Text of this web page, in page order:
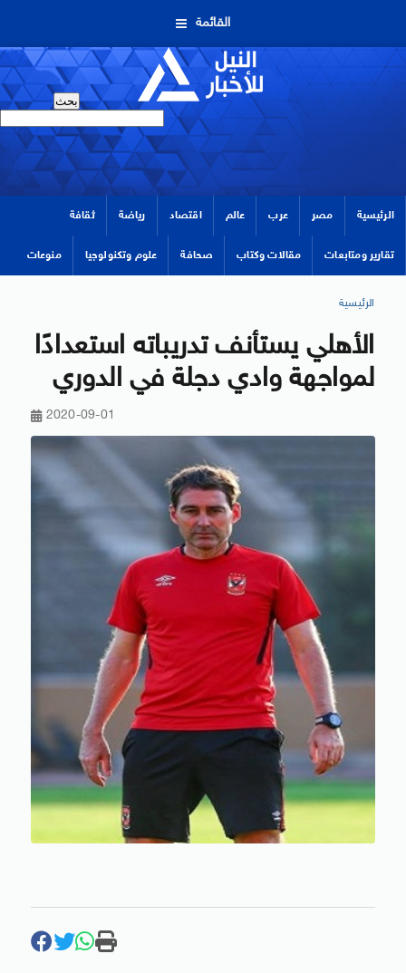
القائمة
الرئيسية مصر عرب عالم اقتصاد رياضة ثقافة
تقارير ومتابعات مقالات وكتاب صحافة علوم وتكنولوجيا منوعات
الرئيسية
الأهلي يستأنف تدريباته استعدادًا
لمواجهة وادي دجلة في الدوري
2020-09-01